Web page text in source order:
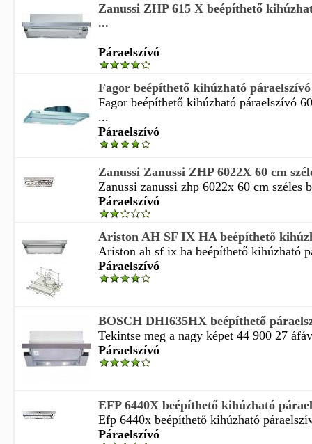
Zanussi ZHP 615 X beépíthető
...
Páraelszívó
Fagor beépíthető kihúzható
Fagor beépíthető kihúzható páraelszívó
...
Páraelszívó
Zanussi Zanussi ZHP 6022X 60 cm
Zanussi zanussi zhp 6022x 60 cm széles
Páraelszívó
Ariston AH SF IX HA beépíthető
Ariston ah sf ix ha beépíthető kihúzható
Páraelszívó
BOSCH DHI635HX beépíthető
Tekintse meg a nagy képet 44 900 27
Páraelszívó
EFP 6440X beépíthető kihúzható
Efp 6440x beépíthető kihúzható
Páraelszívó